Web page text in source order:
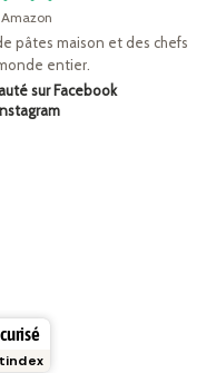
Amazon
pâtes maison et des chefs
entier.
sur Facebook